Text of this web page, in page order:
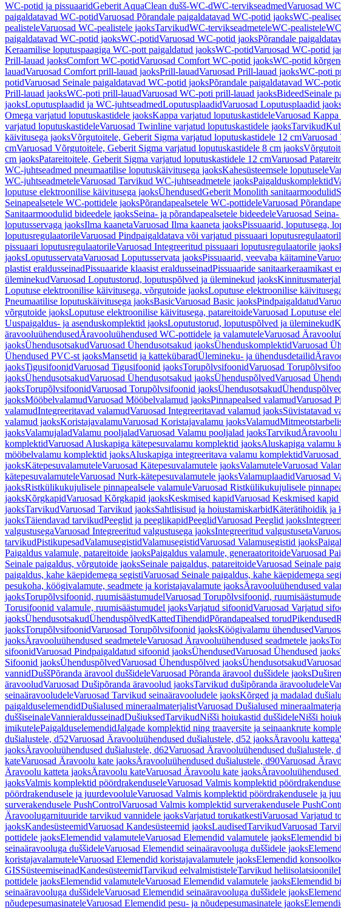
WC-potid ja pissuaaridGeberit AquaClean dušš-WC-dWC-tervikseadmedVaruosad
paigaldatavad WC-potidVaruosad Põrandale paigaldatavad WC-potid jaoksWC-
pealisteleVaruosad WC-pealistele jaoksTarvikudWC-tervikseadmeteleWC-pealistele
paigaldatavad WC-potid jaoksWC-potidVaruosad WC-potid jaoksPõrandale
Keraamilise loputuspaagiga WC-pott paigaldatud jaoksWC-potidVaruosad WC-potid
Prill-lauad jaoksComfort WC-potidVaruosad Comfort WC-potid jaoksWC-potid
lauadVaruosad Comfort prill-lauad jaoksPrill-lauadVaruosad Prill-lauad jaoksWC-poti
potidVaruosad Seinale paigaldatavad WC-potid jaoksPõrandale paigaldatavad WC-
Prill-lauad jaoksWC-poti prill-lauadVaruosad WC-poti prill-lauad jaoksBideedSeinale
jaoksLoputusplaadid ja WC-juhtseadmedLoputusplaadidVaruosad Loputusplaadid
Omega varjatud loputuskastidele jaoksKappa varjatud loputuskastideleVaruosad
varjatud loputuskastideleVaruosad Twinline varjatud loputuskastidele jaoksTarvikud
käivitusega jaoksVõrgutoitele, Geberit Sigma varjatud loputuskastidele 12 cmVaruosad
cmVaruosad Võrgutoitele, Geberit Sigma varjatud loputuskastidele 8 cm jaoks
cm jaoksPatareitoitele, Geberit Sigma varjatud loputuskastidele 12 cmVaruosad
WC-juhtseadmed pneumaatilise loputuskäivitusega jaoksKahesüsteemsele loputusele
WC-juhtseadmeteleVaruosad Tarvikud WC-juhtseadmetele jaoksPaigalduskomplektid
loputuse elektroonilise käivitusega jaoksÜhendusedGeberit Monolith sanitaarmoodulid
Seinapealsetele WC-pottidele jaoksPõrandapealsetele WC-pottideleVaruosad
Sanitaarmoodulid bideedele jaoksSeina- ja põrandapealsetele bideedeleVaruosad
loputusservaga jaoksIlma kaanetaVaruosad Ilma kaaneta jaoksPissuaarid, loputusega,
loputusregulaatorileVaruosad Pindpaigaldatava või varjatud pissuaari
pissuaari loputusregulaatorileVaruosad Integreeritud pissuaari loputusregulaatorile jaoks
jaoksLoputusservataVaruosad Loputusservata jaoksPissuaarid, veevaba käitamine
plastist eraldusseinadPissuaaride klaasist eraldusseinadPissuaaride sanitaarkeraamikast
üleminekudVaruosad Loputustorud, loputuspõlved ja üleminekud jaoksKinnitusmaterjal
Loputuse elektroonilise käivitusega, võrgutoide jaoksLoputuse elektroonilise
Pneumaatilise loputuskäivitusega jaoksBasicVaruosad Basic jaoksPindpaigaldatud
võrgutoide jaoksLoputuse elektroonilise käivitusega, patareitoideVaruosad Loputuse
Uuspaigaldus- ja asenduskomplektid jaoksLoputustorud, loputuspõlved ja üleminekud
äravooluühendusedÄravooluühendused WC-pottidele ja valamuteleVaruosad
jaoksÜhendusotsakudVaruosad Ühendusotsakud jaoksÜhenduskomplektidVaruosad
Ühendused PVC-st jaoksMansetid ja kattekübaradÜlemineku- ja ühendusdetailid
jaoksTigusifoonidVaruosad Tigusifoonid jaoksTorupõlvsifoonidVaruosad
jaoksÜhendusotsakudVaruosad Ühendusotsakud jaoksÜhenduspõlvedVaruosad
jaoksTorupõlvsifoonidVaruosad Torupõlvsifoonid jaoksÜhendusotsakud
jaoksMööbelvalamudVaruosad Mööbelvalamud jaoksPinnapealsed valamudVaruosad
valamudIntegreeritavad valamudVaruosad Integreeritavad valamud jaoksSüvistatavad
valamud jaoksKoristajavalamuVaruosad Koristajavalamu jaoksValamud
jaoksValamujaladValamu pooljaladVaruosad Valamu pooljalad jaoksTarvikudÄravoolu
komplektidVaruosad Aluskapiga kätepesuvalamu komplektid jaoksAluskapiga valamu
mööbelvalamu komplektid jaoksAluskapiga integreeritava valamu komplektid
jaoksKätepesuvalamuteleVaruosad Kätepesuvalamutele jaoksValamuteleVaruosad
kätepesuvalamuteleVaruosad Nurk-kätepesuvalamutele jaoksValamuplaadidVaruosad
jaoksRistkülikukujulisele pinnapealsele valamuleVaruosad Ristkülikukujulisele
jaoksKõrgkapidVaruosad Kõrgkapid jaoksKeskmised kapidVaruosad Keskmised kapid
jaoksTarvikudVaruosad Tarvikud jaoksSahtlisisud ja hoiustamiskarbidKäterätihoidik ja
jaoksTäiendavad tarvikudPeeglid ja peeglikapidPeeglidVaruosad Peeglid jaoks
valgustusegaVaruosad Integreeritud valgustusega jaoksIntegreeritud valgustuseta
tarvikudPistikupesadValamusegistidValamusegistidVaruosad Valamusegistid jaoks
Paigaldus valamule, patareitoide jaoksPaigaldus valamule, generaatoritoideVaruosad
Seinale paigaldus, võrgutoide jaoksSeinale paigaldus, patareitoideVaruosad Seinale
paigaldus, kahe käepidemega segistiVaruosad Seinale paigaldus, kahe käepidemega
pesukoha, köögivalamute, seadmete ja koristajavalamute jaoksÄravooluühendused
jaoksTorupõlvsifoonid, ruumisäästumudelVaruosad Torupõlvsifoonid,
Torusifoonid valamule, ruumisäästumudel jaoksVarjatud sifoonidVaruosad Varjatud
jaoksÜhendusotsakudÜhenduspõlvedKattedTihendidPõrandapealsed torudPikendused
jaoksTorupõlvsifoonidVaruosad Torupõlvsifoonid jaoksKöögivalamu ühendused
jaoksÄravooluühendused seadmeteleVaruosad Äravooluühendused seadmetele jaoks
sifoonidVaruosad Pindpaigaldatud sifoonid jaoksÜhendusedVaruosad Ühendused jaoks
Sifoonid jaoksÜhenduspõlvedVaruosad Ühenduspõlved jaoksÜhendusotsakud
vannidDuššPõranda äravool duššideleVaruosad Põranda äravool duššidele jaoks
äravooludVaruosad Dušipõranda äravoolud jaoksTarvikud dušipõranda äravooludele
seinaäravooludeleVaruosad Tarvikud seinaäravooludele jaoksKõrged ja madalad
paigalduselemendidDušialused mineraalmaterjalistVaruosad Dušialused
duššiseinaleVannieraldusseinadDušiuksedTarvikudNišši hoiukastid duššideleNišši
imikutelePaigalduselemendidJalgade komplektid ning traaversite ja seinaankrute
dušialustele, d52Varuosad Äravooluühendused dušialustele, d52 jaoksÄravoolu kattega
jaoksÄravooluühendused dušialustele, d62Varuosad Äravooluühendused dušialustele,
kateVaruosad Äravoolu kate jaoksÄravooluühendused dušialustele, d90Varuosad
Äravoolu katteta jaoksÄravoolu kateVaruosad Äravoolu kate jaoks
jaoksValmis komplektid pöördrakenduseleVaruosad Valmis komplektid
pöördrakendusele ja juurdevooluleVaruosad Valmis komplektid pöördrakendusele ja
surverakendusele PushControlVaruosad Valmis komplektid surverakendusele
Äravoolugarnituuride tarvikud vannidele jaoksVarjatud torukatkestiVaruosad Varjatud
jaoksKandesüsteemidVaruosad Kandesüsteemid jaoksLaudisedTarvikudVaruosad
pottidele jaoksElemendid valamuteleVaruosad Elemendid valamutele jaoksElemendid
seinaäravooluga duššideleVaruosad Elemendid seinaäravooluga duššidele jaoks
koristajavalamuteleVaruosad Elemendid koristajavalamutele jaoksElemendid
GISSüsteemiseinadKandesüsteemidTarvikud eelvalmististeleTarvikud heliisolatsioonile
pottidele jaoksElemendid valamuteleVaruosad Elemendid valamutele jaoksElemendid
seinaäravooluga duššideleVaruosad Elemendid seinaäravooluga duššidele jaoks
nõudepesumasinateleVaruosad Elemendid pesu- ja nõudepesumasinatele jaoks